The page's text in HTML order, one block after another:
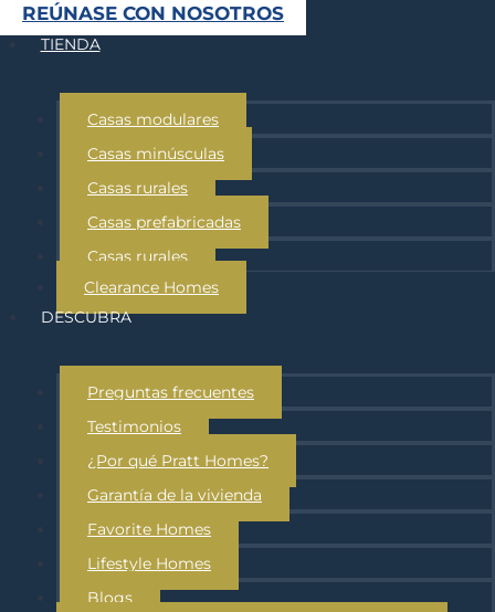
REÚNASE CON NOSOTROS
TIENDA
Casas modulares
Casas minúsculas
Casas rurales
Casas prefabricadas
Casas rurales
Clearance Homes
DESCUBRA
Preguntas frecuentes
Testimonios
¿Por qué Pratt Homes?
Garantía de la vivienda
Favorite Homes
Lifestyle Homes
Blogs